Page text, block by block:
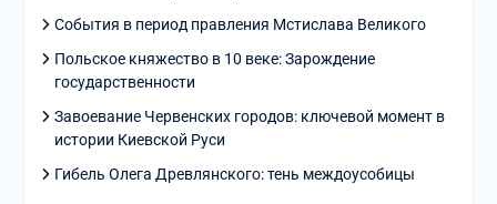
События в период правления Мстислава Великого
Польское княжество в 10 веке: Зарождение
государственности
Завоевание Червенских городов: ключевой момент в
истории Киевской Руси
Гибель Олега Древлянского: тень междоусобицы